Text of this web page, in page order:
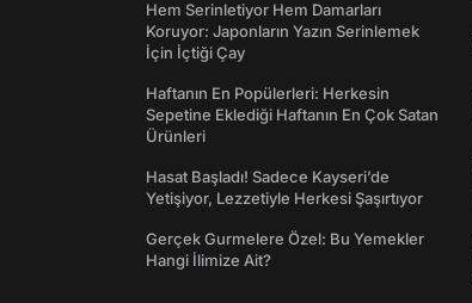
Hem Serinletiyor Hem Damarları
Koruyor: Japonların Yazın Serinlemek
İçin İçtiği Çay
Haftanın En Popülerleri: Herkesin
Sepetine Eklediği Haftanın En Çok Satan
Ürünleri
Hasat Başladı! Sadece Kayseri’de
Yetişiyor, Lezzetiyle Herkesi Şaşırtıyor
Gerçek Gurmelere Özel: Bu Yemekler
Hangi İlimize Ait?